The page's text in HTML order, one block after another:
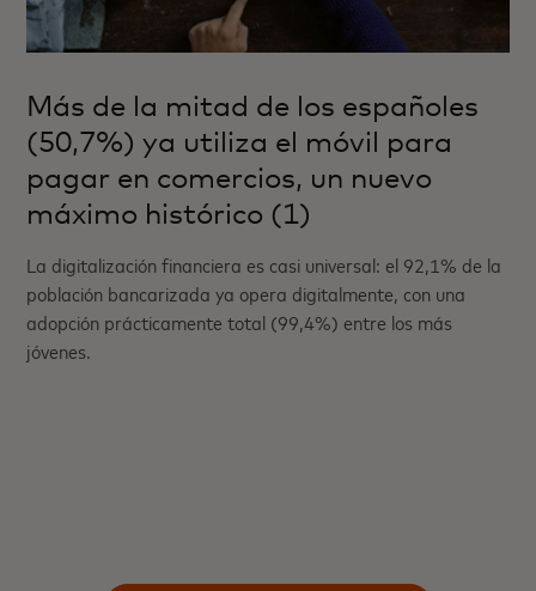
Más de la mitad de los españoles
(50,7%) ya utiliza el móvil para
pagar en comercios, un nuevo
máximo histórico (1)
La digitalización financiera es casi universal: el 92,1% de la
población bancarizada ya opera digitalmente, con una
adopción prácticamente total (99,4%) entre los más
jóvenes.